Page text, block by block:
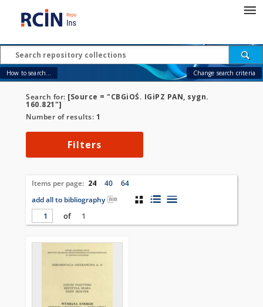
How to search... Change search criteria
Search for: [Source = "CBGiOŚ. IGiPZ PAN, sygn.
160.821"]
Number of results: 1
Filters
Items per page: 24 40
64
add all to bibliography
of
1